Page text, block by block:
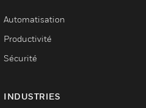
Automatisation
Productivité
Sécurité
INDUSTRIES